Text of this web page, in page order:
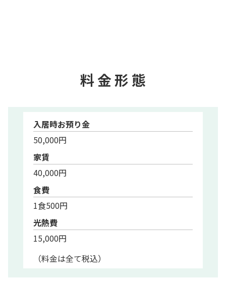
料金 形 態
入居時お預り金
50,000円
家賃
40,000円
食費
1食500円
光熱費
15,000円
（料金は全て税込）